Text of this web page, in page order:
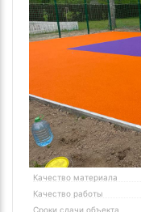
Качество материала
Качество работы
Сроки сдачи объекта